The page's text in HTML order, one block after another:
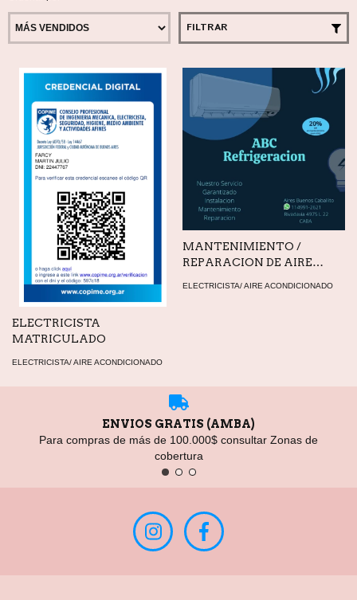
FILTRAR
ELECTRICISTA
MATRICULADO
ELECTRICISTA/ AIRE ACONDICIONADO
MANTENIMIENTO /
REPARACION DE AIRE
ELECTRICISTA/ AIRE ACONDICIONADO
ENVIOS GRATIS (AMBA)
Para compras de más de 100.000$ consultar Zonas de
cobertura